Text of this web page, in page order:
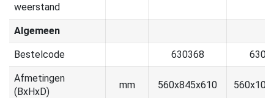
weerstand
Algemeen
Bestelcode 630368
Afmetingen
(BxHxD)
mm 560x845x610